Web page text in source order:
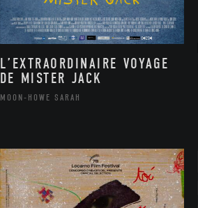
L’EXTRAORDINAIRE VOYAGE
DE MISTER JACK
MOON-HOWE SARAH